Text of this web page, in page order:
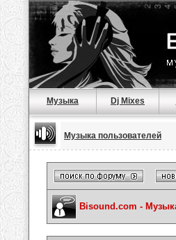
Музыка Dj Mixes
Музыка пользователей
Bisound.com -